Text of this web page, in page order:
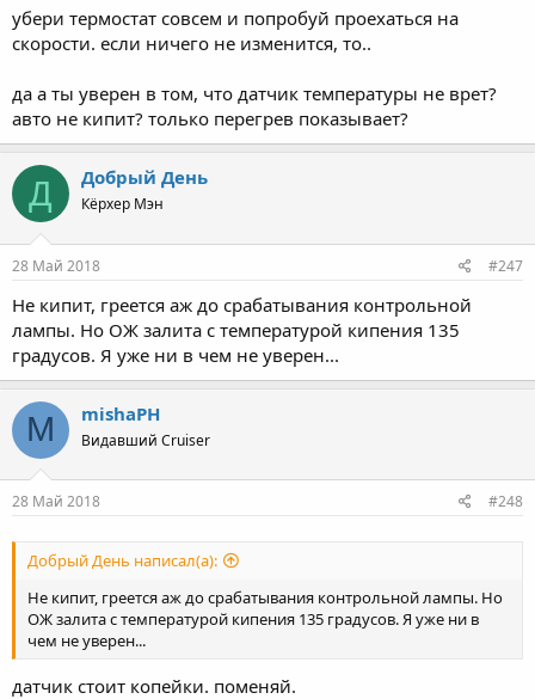
убери термостат совсем и попробуй проехаться на
скорости. если ничего не изменится, то..
да а ты уверен в том, что датчик температуры не врет?
авто не кипит? только перегрев показывает?
Д Добрый День
Кёрхер Мэн
28 Май 2018 #247
Не кипит, греется аж до срабатывания контрольной
лампы. Но ОЖ залита с температурой кипения 135
градусов. Я уже ни в чем не уверен...
M mishaPH
Видавший Cruiser
28 Май 2018 #248
Добрый День написал(а):
Не кипит, греется аж до срабатывания контрольной лампы. Но
ОЖ залита с температурой кипения 135 градусов. Я уже ни в
чем не уверен...
датчик стоит копейки. поменяй.